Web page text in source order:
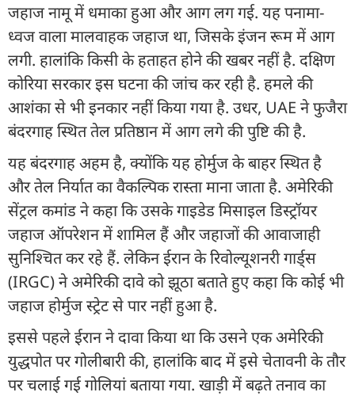
जहाज नामू में धमाका हुआ और आग लग गई. यह पनामा-
ध्वज वाला मालवाहक जहाज था, जिसके इंजन रूम में आग
लगी. हालांकि किसी के हताहत होने की खबर नहीं है. दक्षिण
कोरिया सरकार इस घटना की जांच कर रही है. हमले की
आशंका से भी इनकार नहीं किया गया है. उधर, UAE ने फुजैरा
बंदरगाह स्थित तेल प्रतिष्ठान में आग लगे की पुष्टि की है.
यह बंदरगाह अहम है, क्योंकि यह होर्मुज के बाहर स्थित है
और तेल निर्यात का वैकल्पिक रास्ता माना जाता है. अमेरिकी
सेंट्रल कमांड ने कहा कि उसके गाइडेड मिसाइल डिस्ट्रॉयर
जहाज ऑपरेशन में शामिल हैं और जहाजों की आवाजाही
सुनिश्चित कर रहे हैं. लेकिन ईरान के रिवोल्यूशनरी गार्ड्स
(IRGC) ने अमेरिकी दावे को झूठा बताते हुए कहा कि कोई भी
जहाज होर्मुज स्ट्रेट से पार नहीं हुआ है.
इससे पहले ईरान ने दावा किया था कि उसने एक अमेरिकी
युद्धपोत पर गोलीबारी की, हालांकि बाद में इसे चेतावनी के तौर
पर चलाई गई गोलियां बताया गया. खाड़ी में बढ़ते तनाव का